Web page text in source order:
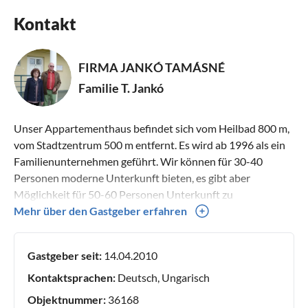
Nicht-medizinische Hallen- und Außenschwimmbäder
Die Attraktionen bieten unvergessliche Erlebnisse für Jung
und Alt gleichermaßen.
Es gibt außerdem mehrere Saunen, Dampfbäder,
die das ganze Jahr über geöffnet sind und eine angenehme
Ruhe bieten.
Im Sommer können Gäste mit mehr als 5000 m²
Wasserfläche rechnen, von denen etwa 1500 m² bedeckt
umgeben, die umliegenden Wälder versorgen die Stadt mit
sauberer Luft und wirken sich positiv auf ein gesundes
Kontakt
FIRMA JANKÓ TAMÁSNÉ
Familie T. Jankó
Unser Appartementhaus befindet sich vom Heilbad 800 m,
vom Stadtzentrum 500 m entfernt. Es wird ab 1996 als ein
Familienunternehmen geführt. Wir können für 30-40
Personen moderne Unterkunft bieten, es gibt aber
Möglichkeit für 50-60 Personen Unterkunft zu
organisieren.
Mehr über den Gastgeber erfahren
Gastgeber seit: 14.04.2010
Kontaktsprachen: Deutsch, Ungarisch
Objektnummer: 36168